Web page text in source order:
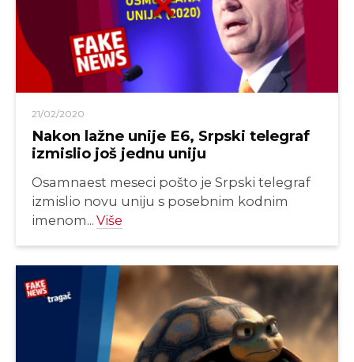
21/02/2020
Nakon lažne unije E6, Srpski telegraf
izmislio još jednu uniju
Osamnaest meseci pošto je Srpski telegraf
izmislio novu uniju s posebnim kodnim
imenom... Više